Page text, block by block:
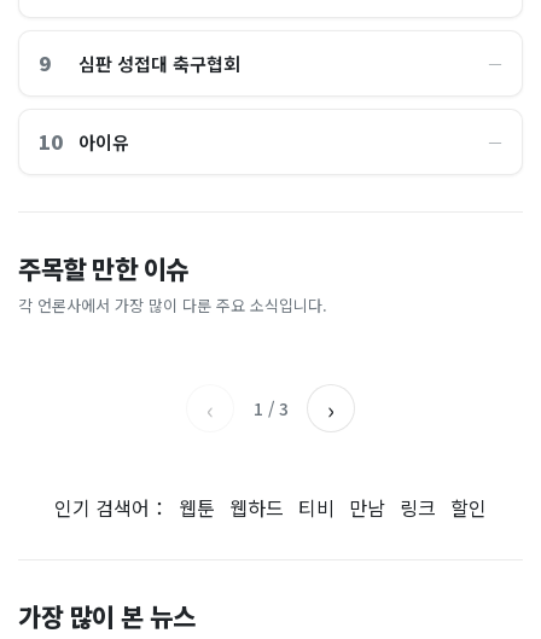
9 심판 성접대 축구협회 ―
10 아이유 ―
주목할 만한 이슈
각 언론사에서 가장 많이 다룬 주요 소식입니다.
이 대통령 사관학교 통합 발언
에…“서울대 법대·충암고도
없애나”
채널A
라 출렁이는 日증시
아시아경제
총리 영상에 "대체 뭐냐" 발
칵‥日 배우도 "미친 짓"
실체, 은밀하게…[중국나라]
‹ 1 / 3 ›
인기 검색어： 웹툰 웹하드 티비 만남 링크 할인
가장 많이 본 뉴스